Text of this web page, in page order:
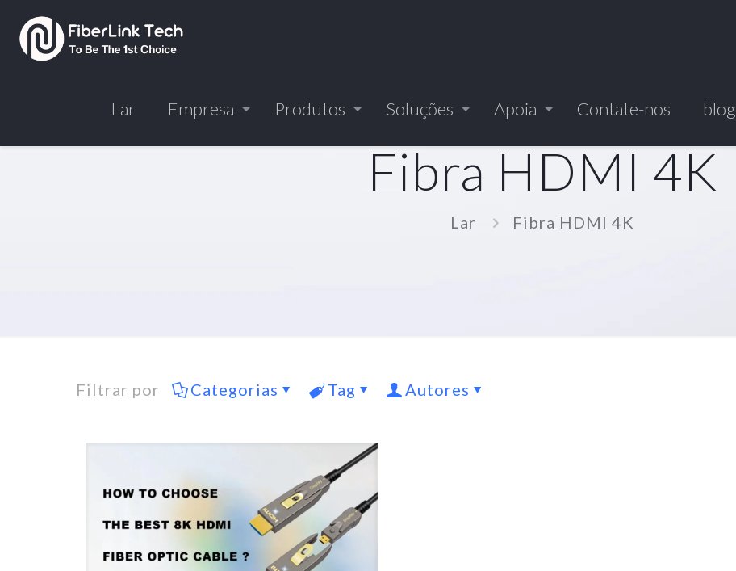
Lar Empresa Produtos Soluções Apoia Contate-nos blog
Fibra HDMI 4K
Lar Fibra HDMI 4K
Filtrar por Categorias Tag Autores